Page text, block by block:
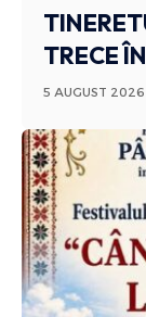
TRECE
5 AUGUST 2026